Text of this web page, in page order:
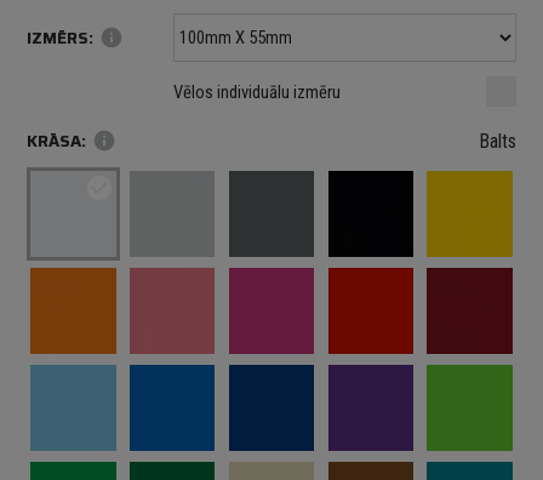
IZMĒRS: info
mm mm
Maksimālais izmērs: 1000 mm
Vēlos individuālu izmēru
KRĀSA: info Balts